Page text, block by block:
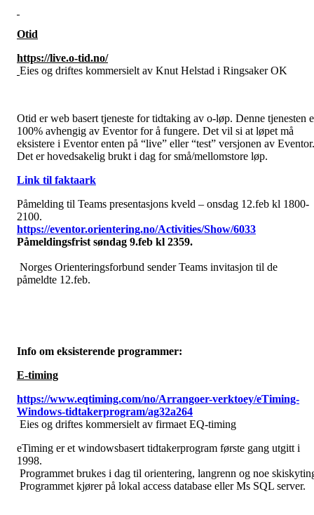
Otid
https://live.o-tid.no/
Eies og driftes kommersielt av Knut Helstad i Ringsaker OK
Otid er web basert tjeneste for tidtaking av o-løp. Denne tjenesten
100% avhengig av Eventor for å fungere. Det vil si at løpet må
eksistere i Eventor enten på “live” eller “test” versjonen av Eventor.
Det er hovedsakelig brukt i dag for små/mellomstore løp.
Link til faktaark
Påmelding til Teams presentasjons kveld – onsdag 12.feb kl 1800-
2100.
https://eventor.orientering.no/Activities/Show/6033
Påmeldingsfrist søndag 9.feb kl 2359.
Norges Orienteringsforbund sender Teams invitasjon til de
påmeldte 12.feb.
Info om eksisterende programmer:
E-timing
https://www.eqtiming.com/no/Arrangoer-verktoey/eTiming-
Windows-tidtakerprogram/ag32a264
Eies og driftes kommersielt av firmaet EQ-timing
eTiming er et windowsbasert tidtakerprogram første gang utgitt i
1998.
Programmet brukes i dag til orientering, langrenn og noe
Programmet kjører på lokal access database eller Ms SQL server.